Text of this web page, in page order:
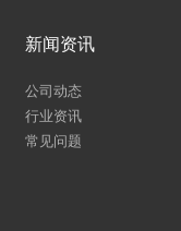
新闻资讯
公司动态
行业资讯
常见问题